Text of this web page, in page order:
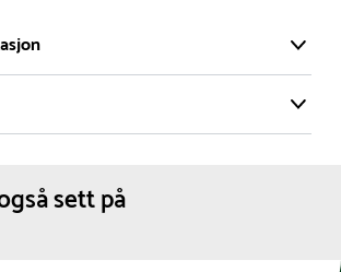
varer er normalt 5-7 virkedager.
og bestillingsvarer vil variere.
for å få oppgitt forventet
vare er i rest, vil vår kundeservice
Gummi
Lengde :
Forskjellige farger
sett på